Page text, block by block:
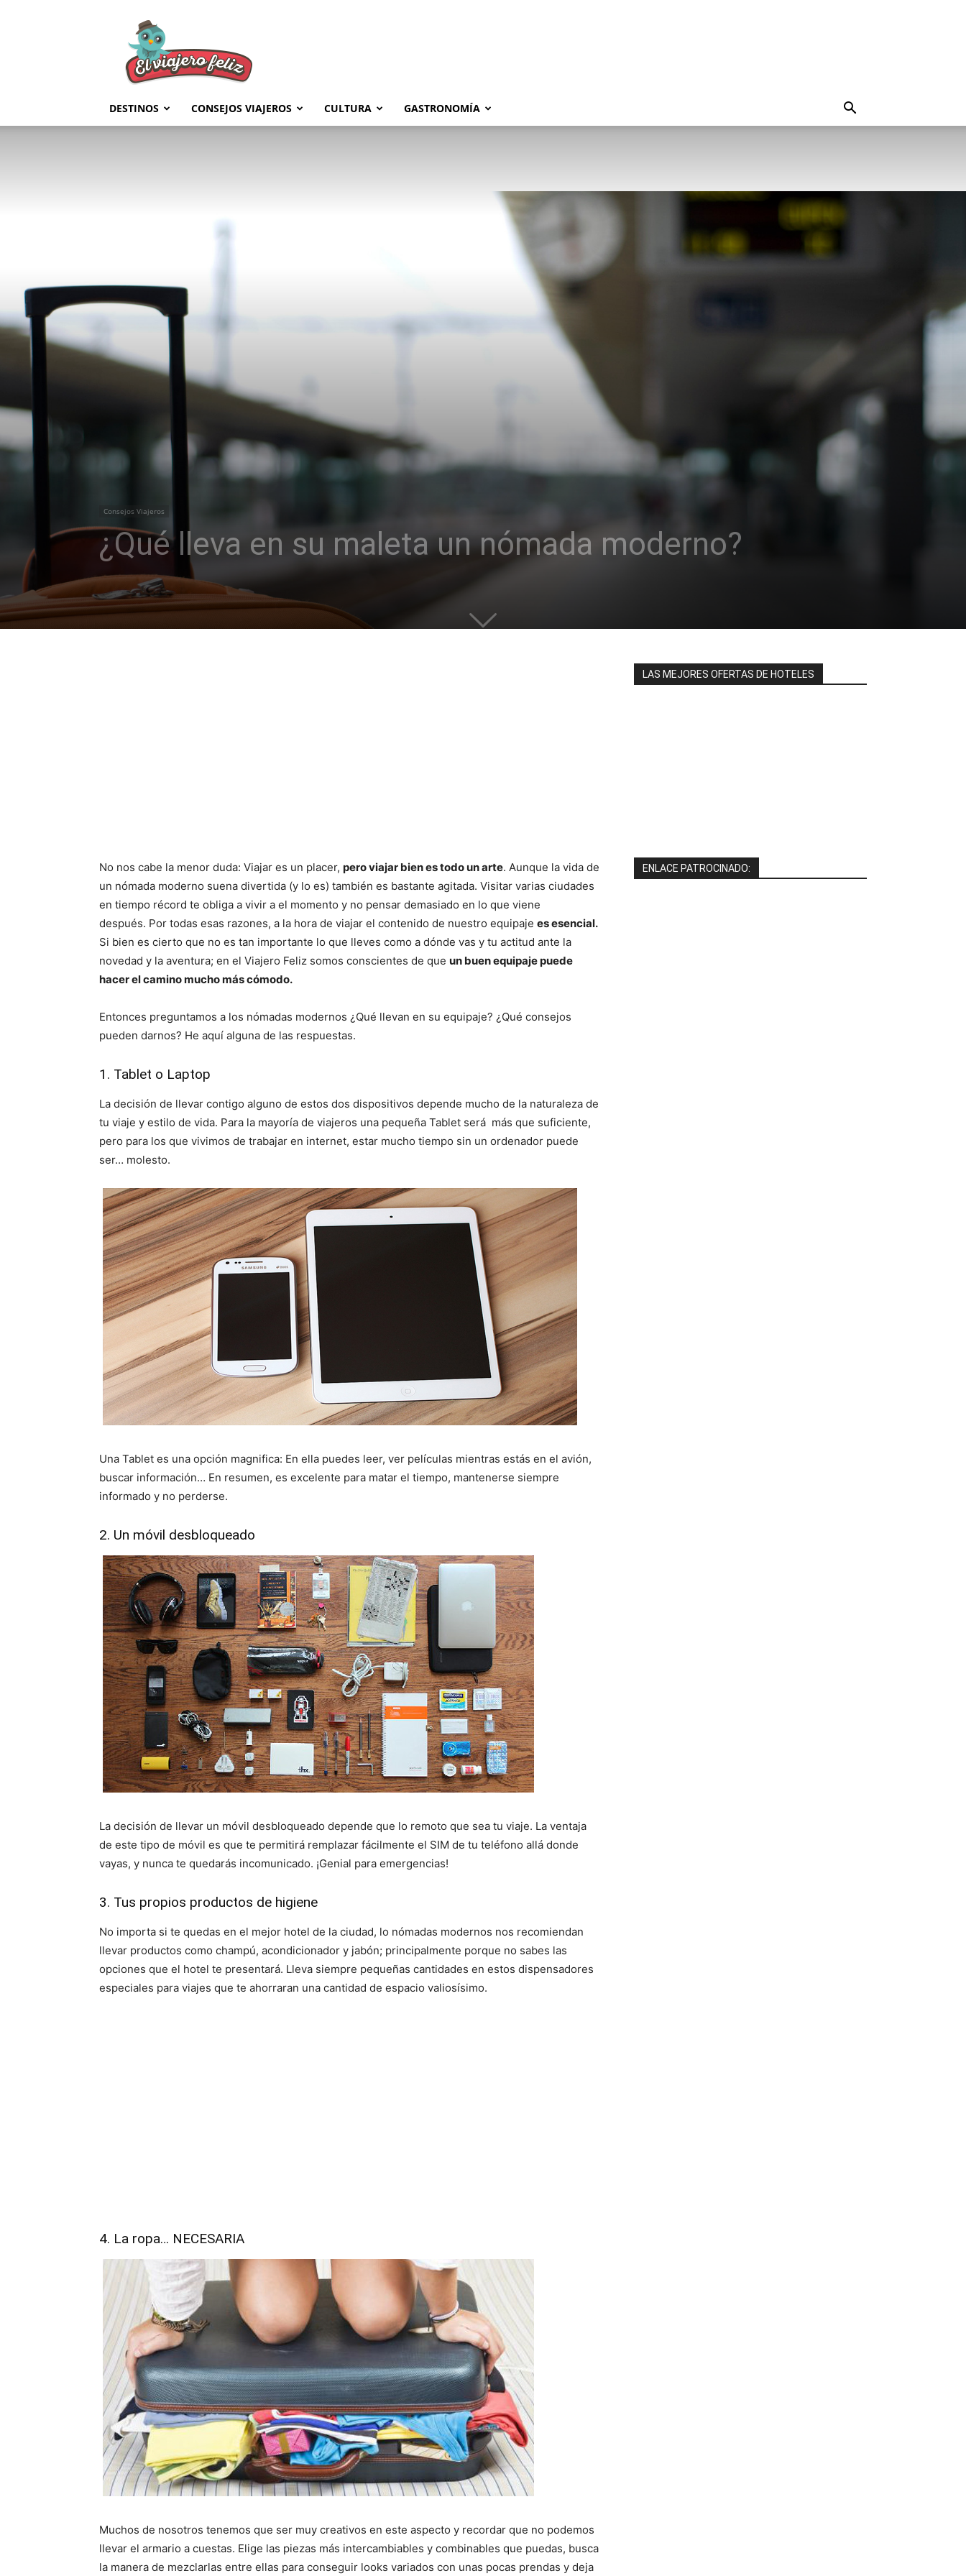
Feliz
DESTINOS CONSEJOS VIAJEROS CULTURA GASTRONOMÍA
Consejos Viajeros
¿Qué lleva en su maleta un nómada moderno?
No nos cabe la menor duda: Viajar es un placer, pero viajar bien es todo un arte. Aunque la vida de
un nómada moderno suena divertida (y lo es) también es bastante agitada. Visitar varias ciudades
en tiempo récord te obliga a vivir a el momento y no pensar demasiado en lo que viene
después. Por todas esas razones, a la hora de viajar el contenido de nuestro equipaje es esencial.
Si bien es cierto que no es tan importante lo que lleves como a dónde vas y tu actitud ante la
novedad y la aventura; en el Viajero Feliz somos conscientes de que un buen equipaje puede
hacer el camino mucho más cómodo.
Entonces preguntamos a los nómadas modernos ¿Qué llevan en su equipaje? ¿Qué consejos
pueden darnos? He aquí alguna de las respuestas.
1. Tablet o Laptop
La decisión de llevar contigo alguno de estos dos dispositivos depende mucho de la naturaleza de
tu viaje y estilo de vida. Para la mayoría de viajeros una pequeña Tablet será más que suficiente,
pero para los que vivimos de trabajar en internet, estar mucho tiempo sin un ordenador puede
ser… molesto.
Una Tablet es una opción magnifica: En ella puedes leer, ver películas mientras estás en el avión,
buscar información… En resumen, es excelente para matar el tiempo, mantenerse siempre
informado y no perderse.
2. Un móvil desbloqueado
La decisión de llevar un móvil desbloqueado depende que lo remoto que sea tu viaje. La ventaja
de este tipo de móvil es que te permitirá remplazar fácilmente el SIM de tu teléfono allá donde
vayas, y nunca te quedarás incomunicado. ¡Genial para emergencias!
3. Tus propios productos de higiene
No importa si te quedas en el mejor hotel de la ciudad, lo nómadas modernos nos recomiendan
llevar productos como champú, acondicionador y jabón; principalmente porque no sabes las
opciones que el hotel te presentará. Lleva siempre pequeñas cantidades en estos dispensadores
especiales para viajes que te ahorraran una cantidad de espacio valiosísimo.
4. La ropa… NECESARIA
Muchos de nosotros tenemos que ser muy creativos en este aspecto y recordar que no podemos
llevar el armario a cuestas. Elige las piezas más intercambiables y combinables que puedas, busca
la manera de mezclarlas entre ellas para conseguir looks variados con unas pocas prendas y deja
LAS MEJORES OFERTAS DE HOTELES
ENLACE PATROCINADO: